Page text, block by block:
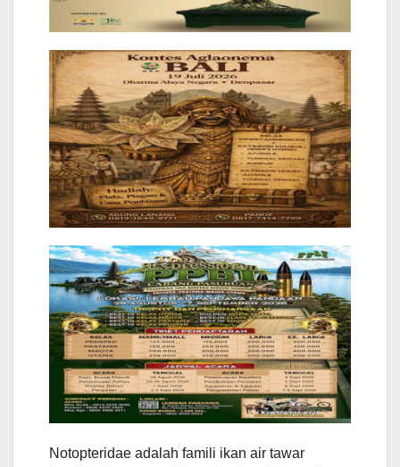
Notopteridae adalah famili ikan air tawar